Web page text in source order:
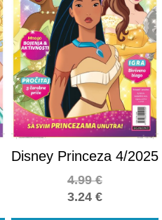
Disney Princeza 4/2025
3.24 €
4.99€